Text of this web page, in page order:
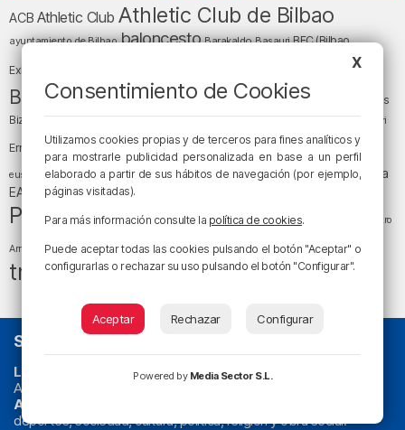
ACB Athletic Club Athletic Club de Bilbao
ayuntamiento de Bilbao baloncesto Barakaldo Basauri BEC (Bilbao
Exhibition Center) Bizkaia
Bizkaia y sus comarcas Copa del Rey cultura
Cáritas
Bizkaia
Deusto Diócesis de Bilbao Egunon Bizkaia el tiempo Enkarterri
Ernesto Valverde Ertzaintza Euskadi (País Vasco)
euskera fiestas fútbol Gobierno vasco juanma jubera LaLiga LaLiga
EA Sports Liga Endesa
Política religión San Mamés sociedadsucesos Teatro
Arriaga tiempotiempo atmosféricotráfico
tráfico en Bizkaia
SOBRE NOSOTROS
La radio sin cadenas. Desde 1960 haciendo radio en Bilbao.
Actualidad y
Athletic
deportes, sociedad, cultura, política, religión y obra social.
X
Consentimiento de Cookies
Utilizamos cookies propias y de terceros para fines analíticos y
para mostrarle publicidad personalizada en base a un perfil
elaborado a partir de sus hábitos de navegación (por ejemplo,
páginas visitadas).
Para más información consulte la política de cookies.
Puede aceptar todas las cookies pulsando el botón "Aceptar" o
configurarlas o rechazar su uso pulsando el botón "Configurar".
Aceptar Rechazar Configurar
Powered by Media Sector S.L.